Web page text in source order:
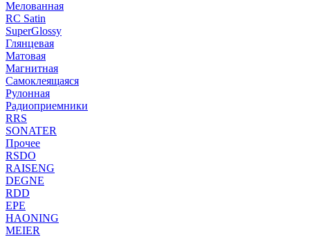
Мелованная
RC Satin
SuperGlossy
Глянцевая
Матовая
Магнитная
Самоклеящаяся
Рулонная
Радиоприемники
RRS
SONATER
Прочее
RSDO
RAISENG
DEGNE
RDD
EPE
HAONING
MEIER